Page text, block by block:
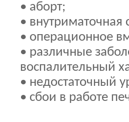
• аборт;
• внутриматочная
• операционное
• различные
воспалительный
• недостаточный
• сбои в работе